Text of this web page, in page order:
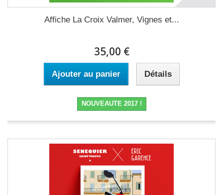
Affiche La Croix Valmer, Vignes et...
35,00 €
Ajouter au panier Détails
NOUVEAUTE 2017 !